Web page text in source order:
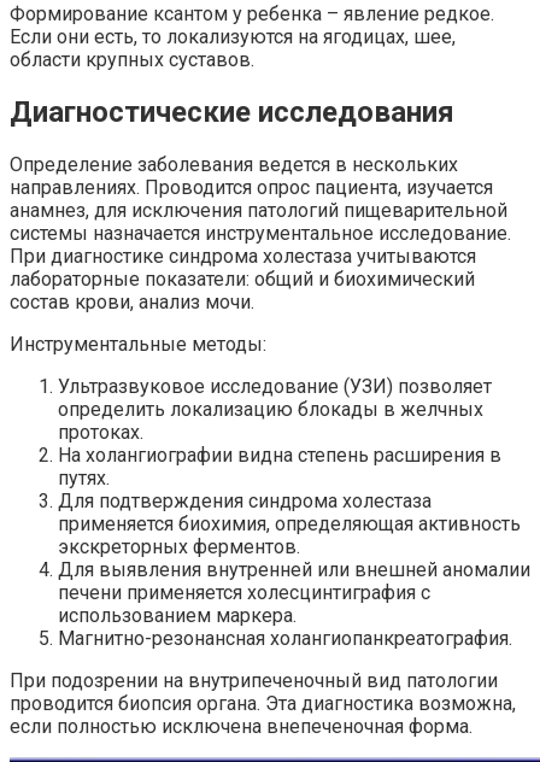
Формирование ксантом у ребенка – явление редкое.
Если они есть, то локализуются на ягодицах, шее,
области крупных суставов.
Диагностические исследования
Определение заболевания ведется в нескольких
направлениях. Проводится опрос пациента, изучается
анамнез, для исключения патологий пищеварительной
системы назначается инструментальное исследование.
При диагностике синдрома холестаза учитываются
лабораторные показатели: общий и биохимический
состав крови, анализ мочи.
Инструментальные методы:
Ультразвуковое исследование (УЗИ) позволяет
определить локализацию блокады в желчных
протоках.
На холангиографии видна степень расширения в
путях.
Для подтверждения синдрома холестаза
применяется биохимия, определяющая активность
экскреторных ферментов.
Для выявления внутренней или внешней аномалии
печени применяется холесцинтиграфия с
использованием маркера.
Магнитно-резонансная холангиопанкреатография.
При подозрении на внутрипеченочный вид патологии
проводится биопсия органа. Эта диагностика возможна,
если полностью исключена внепеченочная форма.